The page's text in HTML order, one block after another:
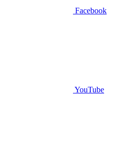
Facebook
YouTube